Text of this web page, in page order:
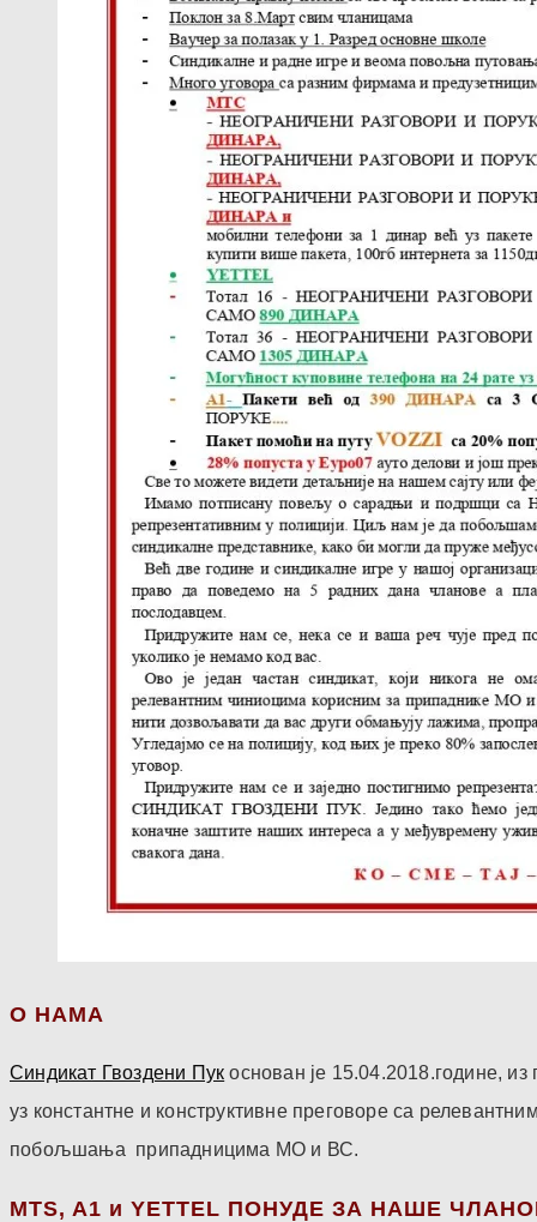
О НАМА
Синдикат Гвоздени Пук основан је 15.04.2018.године,
уз константне и конструктивне преговоре са
побољшања припадницима МО и ВС.
МТS, A1 и YETTEL ПОНУДЕ ЗА НАШЕ